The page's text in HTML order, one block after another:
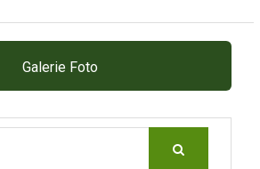
Galerie Foto